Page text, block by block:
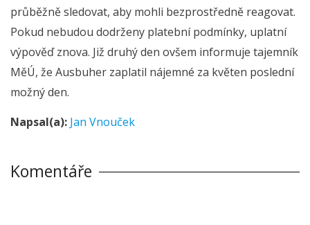
průběžně sledovat, aby mohli bezprostředně reagovat.
Pokud nebudou dodrženy platební podmínky, uplatní
výpověď znova. Již druhý den ovšem informuje tajemník
MěÚ, že Ausbuher zaplatil nájemné za květen poslední
možný den.
Napsal(a): Jan Vnouček
Komentáře